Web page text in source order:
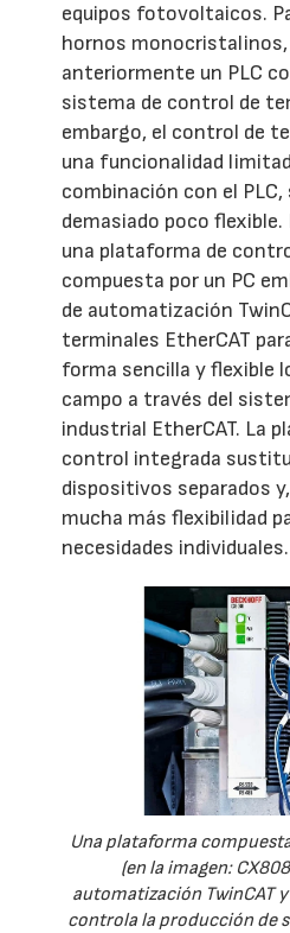
equipos fotovoltaicos.
hornos monocristalinos,
anteriormente un PLC
sistema de control de
embargo, el control de
una funcionalidad
combinación con el
demasiado poco flexible.
una plataforma de
compuesta por un PC
de automatización
terminales EtherCAT
forma sencilla y flexible
campo a través del
industrial EtherCAT. La
control integrada
dispositivos separados
mucha más flexibilidad
necesidades individuales.
Una plataforma
(en la imagen:
automatización TwinCAT
controla la producción de